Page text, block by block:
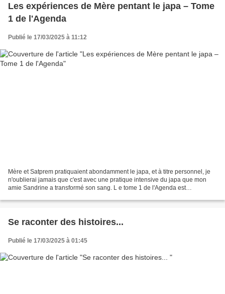
Les expériences de Mère pentant le japa – Tome
1 de l'Agenda
Publié le 17/03/2025 à 11:12
Mère et Satprem pratiquaient abondamment le japa, et à titre personnel, je
n'oublierai jamais que c'est avec une pratique intensive du japa que mon
amie Sandrine a transformé son sang. L e tome 1 de l'Agenda est
Se raconter des histoires...
Publié le 17/03/2025 à 01:45